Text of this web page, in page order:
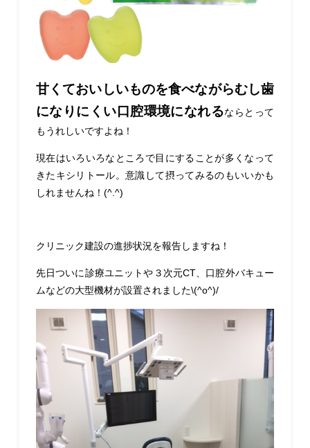
甘くておいしいものを食べながらむし歯
になりにくい口腔環境になれるならとって
もうれしいですよね！
現在はいろいろなところで目にすることが多くなって
きたキシリトール。意識して摂ってみるのもいいかも
しれませんね！(^.^)
クリニック建設の進捗状況を報告しますね！
先日ついに診療ユニットや３次元CT、口腔外バキュー
ムなどの大型機材が設置されました\(^o^)/